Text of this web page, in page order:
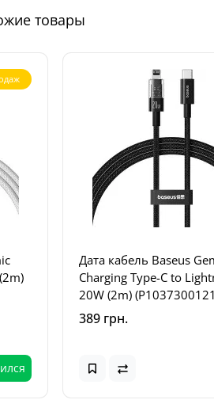
товары
Дата кабель Baseus
Charging Type-C to
20W (2m)
Cluster Black
389 грн.